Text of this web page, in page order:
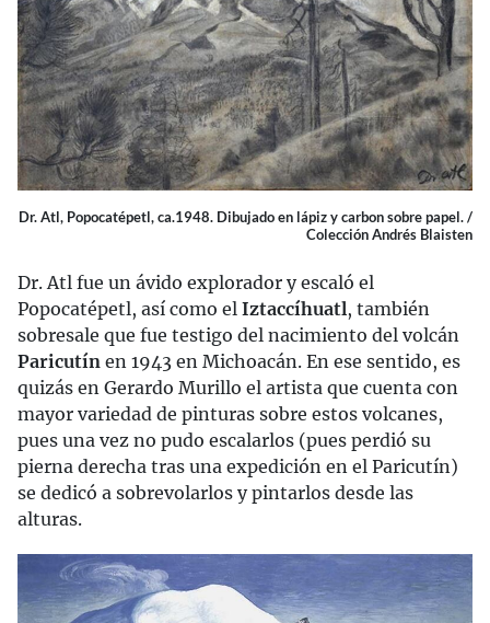
Dr. Atl, Popocatépetl, ca.1948. Dibujado en lápiz y carbon sobre papel. /
Colección Andrés Blaisten
Dr. Atl fue un ávido explorador y escaló el
Popocatépetl, así como el Iztaccíhuatl, también
sobresale que fue testigo del nacimiento del volcán
Paricutín en 1943 en Michoacán. En ese sentido, es
quizás en Gerardo Murillo el artista que cuenta con
mayor variedad de pinturas sobre estos volcanes,
pues una vez no pudo escalarlos (pues perdió su
pierna derecha tras una expedición en el Paricutín)
se dedicó a sobrevolarlos y pintarlos desde las
alturas.